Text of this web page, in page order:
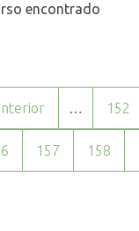
encontrado
… 152
157 158